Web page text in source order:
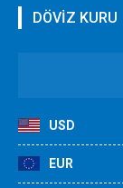
DÖVİZ KURU
USD
EUR